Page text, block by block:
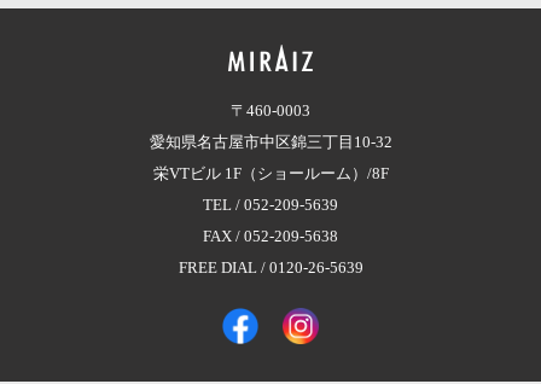
〒460-0003
愛知県名古屋市中区錦三丁目10-32
栄VTビル 1F（ショールーム）/8F
TEL / 052-209-5639
FAX / 052-209-5638
FREE DIAL / 0120-26-5639